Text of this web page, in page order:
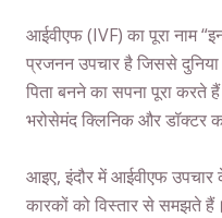
आईवीएफ (IVF) का पूरा नाम
प्रजनन उपचार है जिससे दुनिया
पिता बनने का सपना पूरा करते
भरोसेमंद क्लिनिक और डॉक्टर
आइए, इंदौर में आईवीएफ
कारकों को विस्तार से समझते